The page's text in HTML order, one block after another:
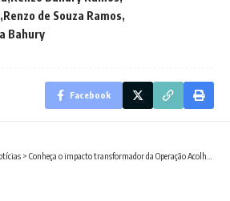
Renzo de Souza Ramos
Bahury
Facebook
> Conheça o impacto transformador da Operação Acolhida na vida dos migrantes venezuelanos em Roraima